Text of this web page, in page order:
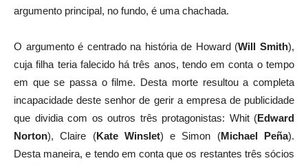
argumento principal, no fundo, é uma chachada.
O argumento é centrado na história de Howard (Will Smith),
cuja filha teria falecido há três anos, tendo em conta o tempo
em que se passa o filme. Desta morte resultou a completa
incapacidade deste senhor de gerir a empresa de publicidade
que dividia com os outros três protagonistas: Whit (Edward
Norton), Claire (Kate Winslet) e Simon (Michael Peña).
Desta maneira, e tendo em conta que os restantes três sócios